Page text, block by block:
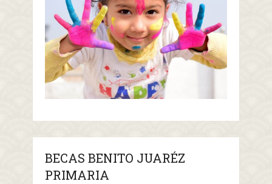
BECAS BENITO JUARÉZ
PRIMARIA